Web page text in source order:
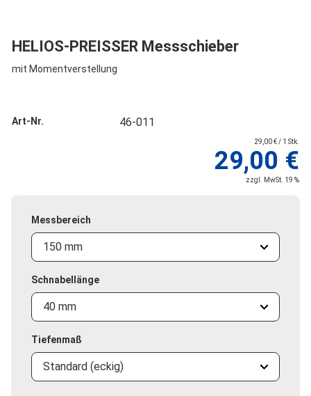
HELIOS-PREISSER Messschieber
mit Momentverstellung
Art-Nr. 46-011
29,00 € / 1 Stk.
29,00 €
zzgl. MwSt. 19 %
Messbereich
150 mm
Schnabellänge
40 mm
Tiefenmaß
Standard (eckig)